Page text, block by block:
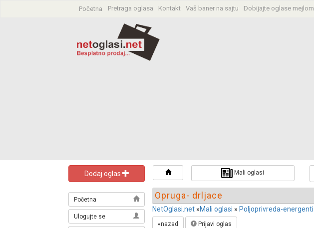
Početna Pretraga oglasa Kontakt Vaš baner na sajtu Dobijajte oglase mejlom
Dodaj oglas
Početna
Ulogujte se
Mali oglasi
Opruga- drljace
NetOglasi.net »Mali oglasi » Poljoprivreda-energenti
«nazad Prijavi oglas